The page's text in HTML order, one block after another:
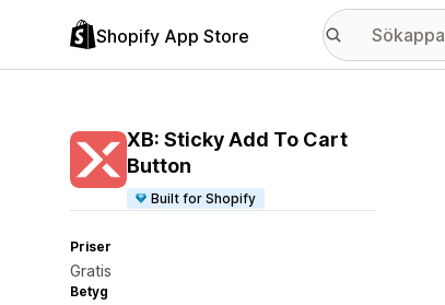
Shopify App Store
XB: Sticky Add To Cart
Button
Built for Shopify
Priser
Gratis
Betyg